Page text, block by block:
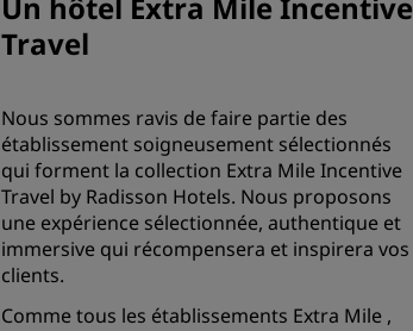
Travel
Nous sommes ravis de faire partie des
établissement soigneusement sélectionnés
qui forment la collection Extra Mile Incentive
Travel by Radisson Hotels. Nous proposons
une expérience sélectionnée, authentique et
immersive qui récompensera et inspirera vos
clients.
Comme tous les établissements Extra Mile ,